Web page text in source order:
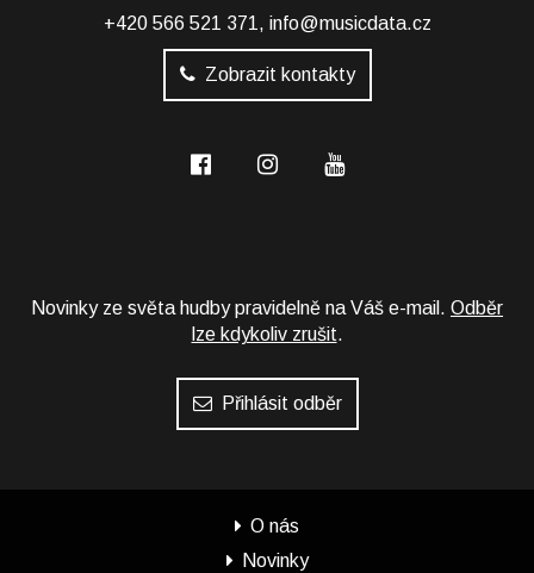
+420 566 521 371 , info@musicdata.cz
Zobrazit kontakty
Novinky ze světa hudby pravidelně na Váš e-mail. Odběr
lze kdykoliv zrušit.
Přihlásit odběr
O nás
Novinky